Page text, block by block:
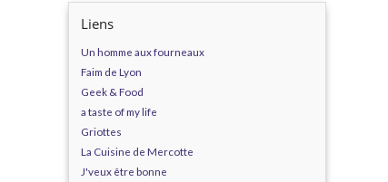
Liens
Un homme aux fourneaux
Faim de Lyon
Geek & Food
a taste of my life
Griottes
La Cuisine de Mercotte
J'veux être bonne